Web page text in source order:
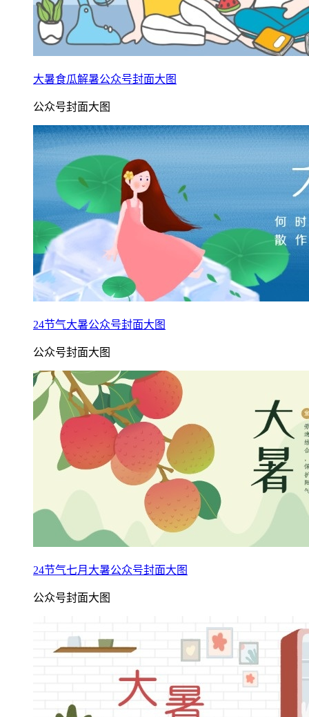
大暑食瓜解暑公众号封面大图
公众号封面大图
24节气大暑公众号封面大图
公众号封面大图
24节气七月大暑公众号封面大图
公众号封面大图